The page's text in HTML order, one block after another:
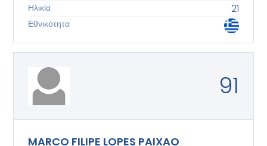
Ηλικία 21
Εθνικότητα
91
MARCO FILIPE LOPES PAIXAO